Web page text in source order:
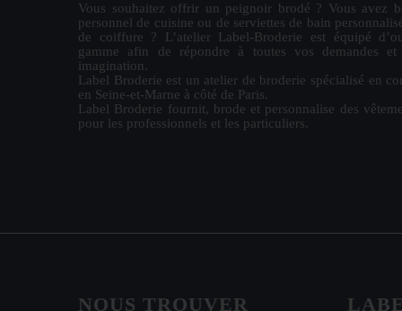
Vous souhaitez offrir un peignoir brodé ? Vous avez
personnel de cuisine ou de serviettes de bain
de coiffure ? L’atelier Label-Broderie est équipé
gamme afin de répondre à toutes vos demandes
imagination.
Label Broderie est un atelier de broderie spécialisé en
en Seine-et-Marne à côté de Paris.
Label Broderie fournit, brode et personnalise des
pour les professionnels et les particuliers.
NOUS TROUVER